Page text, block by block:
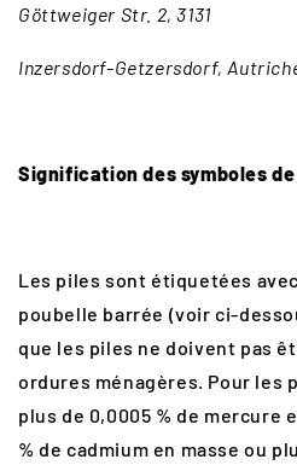
Göttweiger Str. 2, 3131
Inzersdorf-Getzersdorf,
Signification des symboles
Les piles sont étiquetées
poubelle barrée (voir ci-
que les piles ne doivent pas
ordures ménagères. Pour les
plus de 0,0005 % de mercure
% de cadmium en masse ou